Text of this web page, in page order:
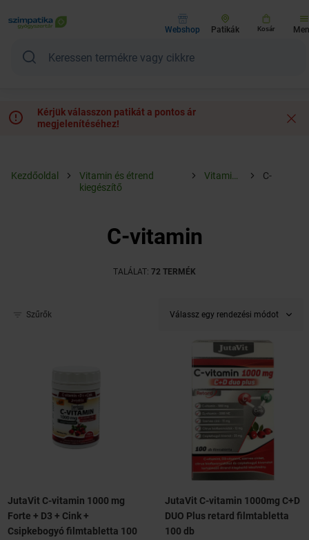
Webshop Patikák Kosár
Kérjük válasszon patikát a pontos ár
megjelenítéséhez!
Kezdőoldal
Vitamin és étrend
kiegészítő
Vitaminok
C-
C-vitamin
TALÁLAT: 72 TERMÉK
Szűrők Válassz egy rendezési módot
JutaVit C-vitamin 1000 mg
Forte + D3 + Cink +
Csipkebogyó filmtabletta 100
JutaVit C-vitamin 1000mg C+D
DUO Plus retard filmtabletta
100 db